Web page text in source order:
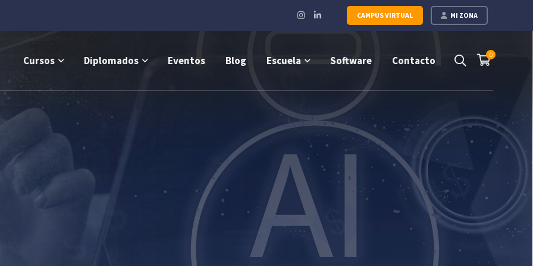
MI ZONA
CAMPUS VIRTUAL
Instagram
LinkedIn
0
Cursos Diplomados Eventos Blog Escuela Software Contacto
están actualizados con la
a las
Normas ISO AMD 1:2024
el Cambio Climático